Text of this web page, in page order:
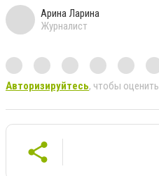
Арина Ларина
Журналист
Авторизируйтесь, чтобы оценить